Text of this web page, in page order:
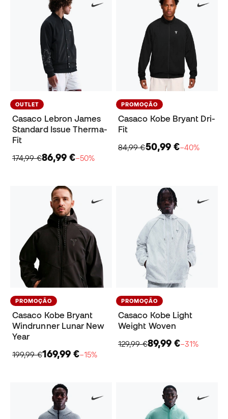
OUTLET
Casaco Lebron James
Standard Issue Therma-
Fit
174,99 €86,99 €−50%
PROMOÇÃO
Casaco Kobe Bryant Dri-
Fit
84,99 €50,99 €−40%
PROMOÇÃO
Casaco Kobe Bryant
Windrunner Lunar New
Year
199,99 €169,99 €−15%
PROMOÇÃO
Casaco Kobe Light
Weight Woven
129,99 €89,99 €−31%